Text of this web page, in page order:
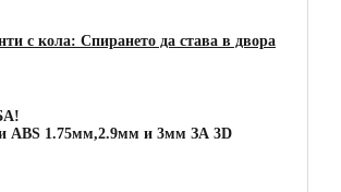
с кола: Спирането да става в двора
1.75мм,2.9мм и 3мм ЗА 3D